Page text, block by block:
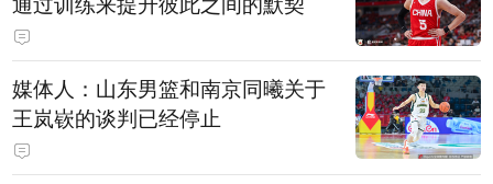
媒体人：山东男篮和南京同曦关于
王岚嵚的谈判已经停止